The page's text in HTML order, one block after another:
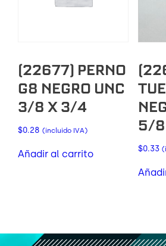
(22677) PERNO
G8 NEGRO UNC
3/8 X 3/4
$0.28 (incluido IVA)
Añadir al carrito
5/8
$0.33